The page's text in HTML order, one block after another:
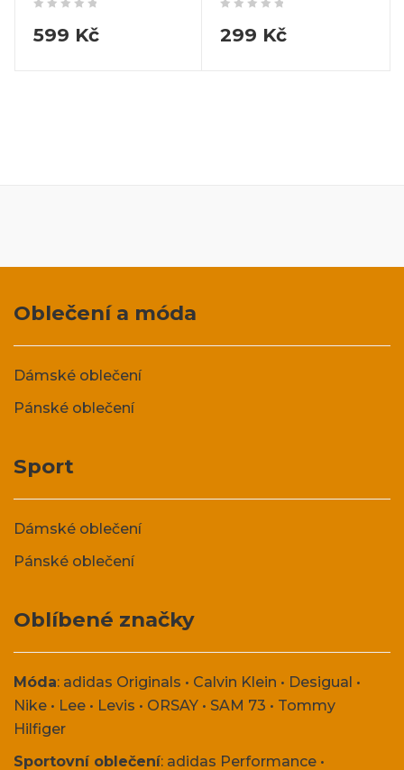
599 Kč 299 Kč
Oblečení a móda
Dámské oblečení
Pánské oblečení
Sport
Dámské oblečení
Pánské oblečení
Oblíbené značky
Móda: adidas Originals • Calvin Klein • Desigual •
Nike • Lee • Levis • ORSAY • SAM 73 • Tommy
Hilfiger
Sportovní oblečení: adidas Performance •